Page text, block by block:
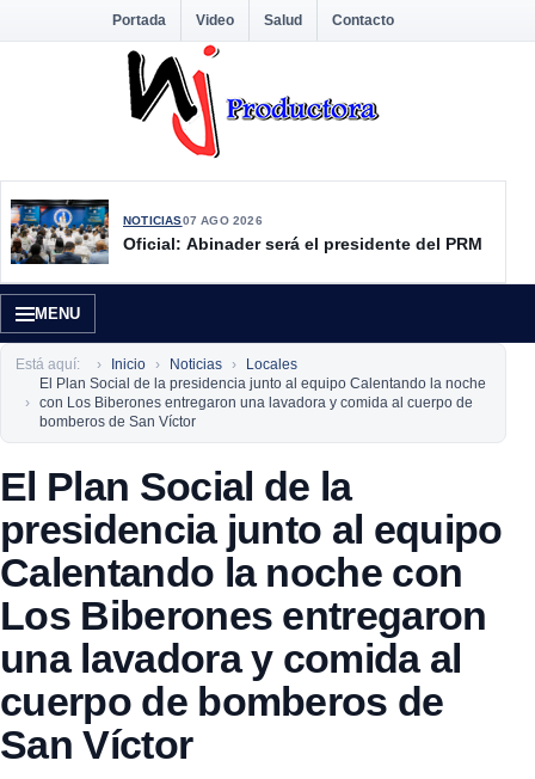
Portada Video Salud Contacto
NOTICIAS07 AGO 2026
Oficial: Abinader será el presidente del PRM
MENU
Está aquí: Inicio Noticias
Locales
El Plan Social de la presidencia junto al equipo Calentando la noche
con Los Biberones entregaron una lavadora y comida al cuerpo de
bomberos de San Víctor
El Plan Social de la
presidencia junto al equipo
Calentando la noche con
Los Biberones entregaron
una lavadora y comida al
cuerpo de bomberos de
San Víctor